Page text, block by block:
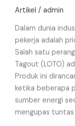
Artikel / admin
Dalam dunia
pekerja adalah
Salah satu
Tagout (LOTO)
Produk ini
ketika beberapa
sumber energi
mengupas tuntas